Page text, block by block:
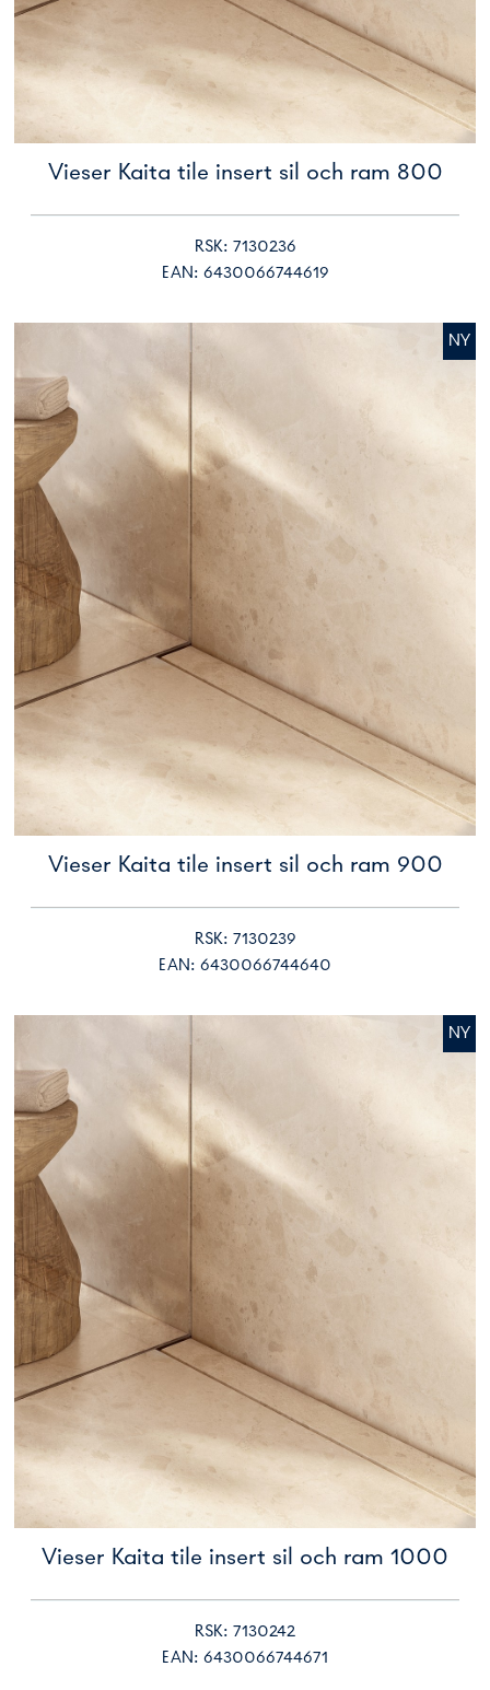
Vieser Kaita tile insert sil och ram 800
RSK: 7130236
EAN: 6430066744619
NY
Vieser Kaita tile insert sil och ram 900
RSK: 7130239
EAN: 6430066744640
NY
Vieser Kaita tile insert sil och ram 1000
RSK: 7130242
EAN: 6430066744671